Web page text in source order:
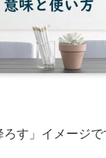
す」イメージで